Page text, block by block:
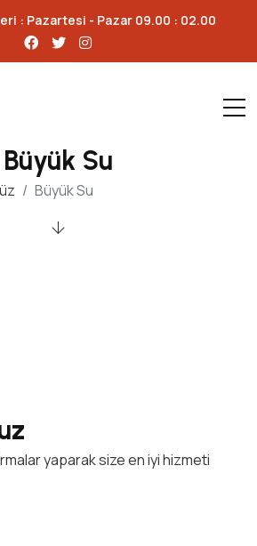
: Pazartesi - Pazar 09.00 : 02.00
Büyük Su
Büyük Su
yaparak size en iyi hizmeti